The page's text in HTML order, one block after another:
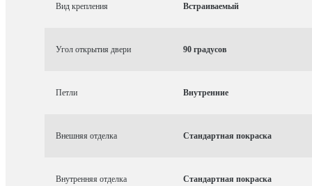
Вид крепления Встраиваемый
Угол открытия двери 90 градусов
Петли Внутренние
Внешняя отделка Стандартная покраска
Внутренняя отделка Стандартная покраска